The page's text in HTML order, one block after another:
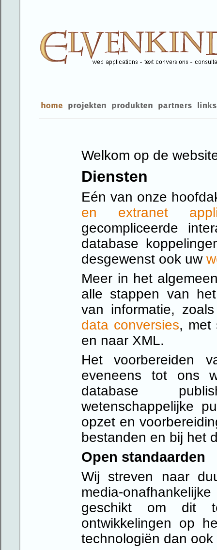
Welkom op de
Diensten
Eén van onze
en extranet
gecompliceerde
database
desgewenst ook uw
Meer in het
alle stappen van
van informatie,
data conversies, met
en naar XML.
Het voorbereiden
eveneens tot ons
database
wetenschappelijke
opzet en
bestanden en bij het
Open standaarden
Wij streven naar
media-
geschikt om dit
ontwikkelingen op
technologiën dan